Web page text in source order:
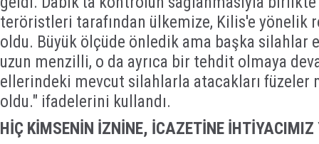
teröristleri tarafından ülkemize, Kilis'e yönelik
oldu. Büyük ölçüde önledik ama başka silahlar
uzun menzilli, o da ayrıca bir tehdit olmaya
ellerindeki mevcut silahlarla atacakları füzeler
oldu." ifadelerini kullandı.
HİÇ KİMSENİN İZNİNE, İCAZETİNE İHTİYACIMIZ